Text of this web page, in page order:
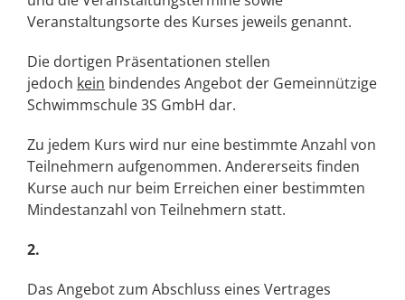
Veranstaltungsorte des Kurses jeweils genannt.
Die dortigen Präsentationen stellen
jedoch kein bindendes Angebot der Gemeinnützige
Schwimmschule 3S GmbH dar.
Zu jedem Kurs wird nur eine bestimmte Anzahl von
Teilnehmern aufgenommen. Andererseits finden
Kurse auch nur beim Erreichen einer bestimmten
Mindestanzahl von Teilnehmern statt.
2.
Das Angebot zum Abschluss eines Vertrages